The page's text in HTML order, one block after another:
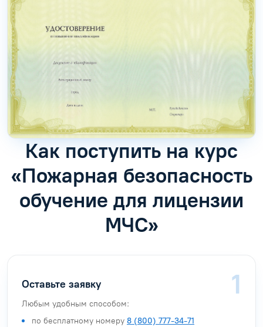
Как поступить на курс
«Пожарная безопасность
обучение для лицензии
МЧС»
Оставьте заявку
Любым удобным способом:
по бесплатному номеру 8 (800) 777-34-71